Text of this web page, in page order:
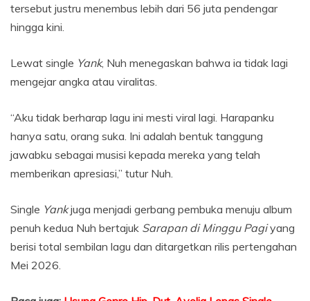
tersebut justru menembus lebih dari 56 juta pendengar
hingga kini.
Lewat single Yank, Nuh menegaskan bahwa ia tidak lagi
mengejar angka atau viralitas.
“Aku tidak berharap lagu ini mesti viral lagi. Harapanku
hanya satu, orang suka. Ini adalah bentuk tanggung
jawabku sebagai musisi kepada mereka yang telah
memberikan apresiasi,” tutur Nuh.
Single Yankjuga menjadi gerbang pembuka menuju album
penuh kedua Nuh bertajuk Sarapan di Minggu Pagiyang
berisi total sembilan lagu dan ditargetkan rilis pertengahan
Mei 2026.